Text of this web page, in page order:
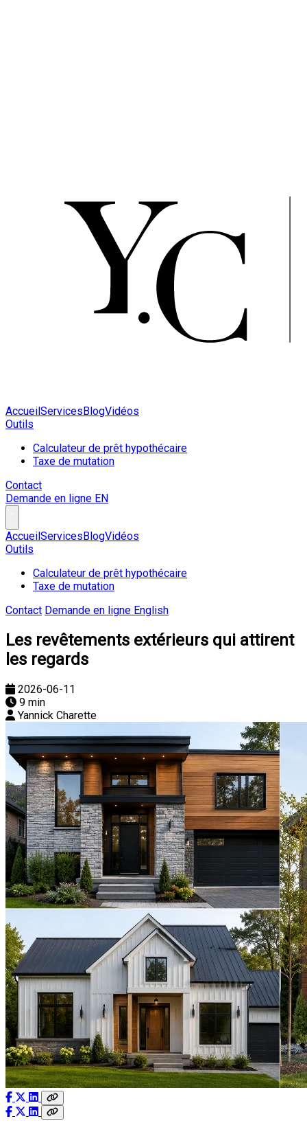
AccueilServicesBlogVidéos
Outils
Calculateur de prêt hypothécaire
Taxe de mutation
Contact
Demande en ligne EN
AccueilServicesBlogVidéos
Outils
Calculateur de prêt hypothécaire
Taxe de mutation
Contact Demande en ligne English
Les revêtements extérieurs qui attirent
les regards
2026-06-11
9 min
Yannick Charette